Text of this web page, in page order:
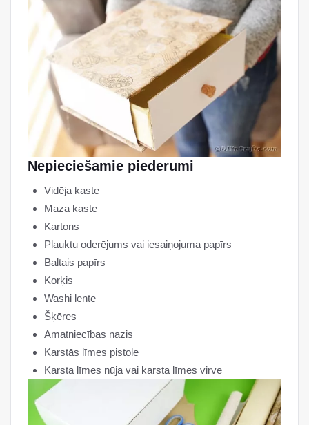
Nepieciešamie piederumi
Vidēja kaste
Maza kaste
Kartons
Plauktu oderējums vai iesaiņojuma papīrs
Baltais papīrs
Korķis
Washi lente
Šķēres
Amatniecības nazis
Karstās līmes pistole
Karsta līmes nūja vai karsta līmes virve